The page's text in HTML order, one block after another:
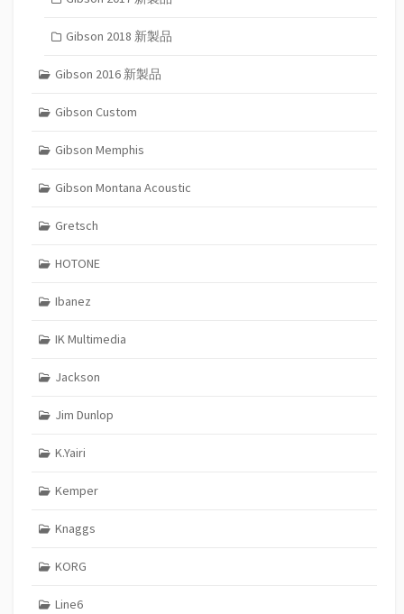
Gibson 2018 新製品
Gibson 2016 新製品
Gibson Custom
Gibson Memphis
Gibson Montana Acoustic
Gretsch
HOTONE
Ibanez
IK Multimedia
Jackson
Jim Dunlop
K.Yairi
Kemper
Knaggs
KORG
Line6